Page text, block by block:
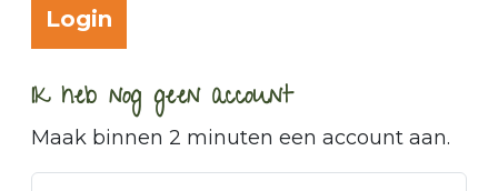
Ik heb nog geen account
Maak binnen 2 minuten een account aan.